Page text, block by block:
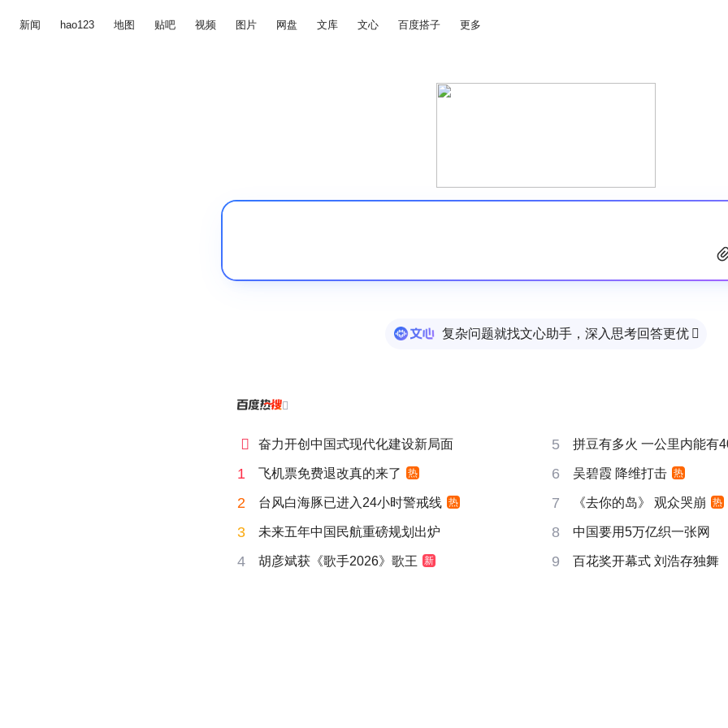
新闻 hao123 地图 贴吧 视频 图片 网盘 文库 文心 百度搭子 更多
复杂问题就找文心助手，深入思考回答更优 

 奋力开创中国式现代化建设新局面 5 拼豆有多火 一公里内能有
1 飞机票免费退改真的来了 热 6 吴碧霞 降维打击 热
2 台风白海豚已进入24小时警戒线 热 7 《去你的岛》 观众哭崩 热
3 未来五年中国民航重磅规划出炉 8 中国要用5万亿织一张网
4 胡彦斌获《歌手2026》歌王 新 9 百花奖开幕式 刘浩存独舞